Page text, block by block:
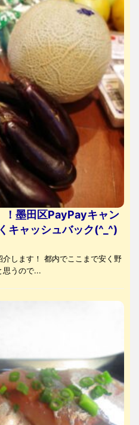
！墨田区PayPayキャン
キャッシュバック(^_^)
します！ 都内でここまで安く野
思うので...